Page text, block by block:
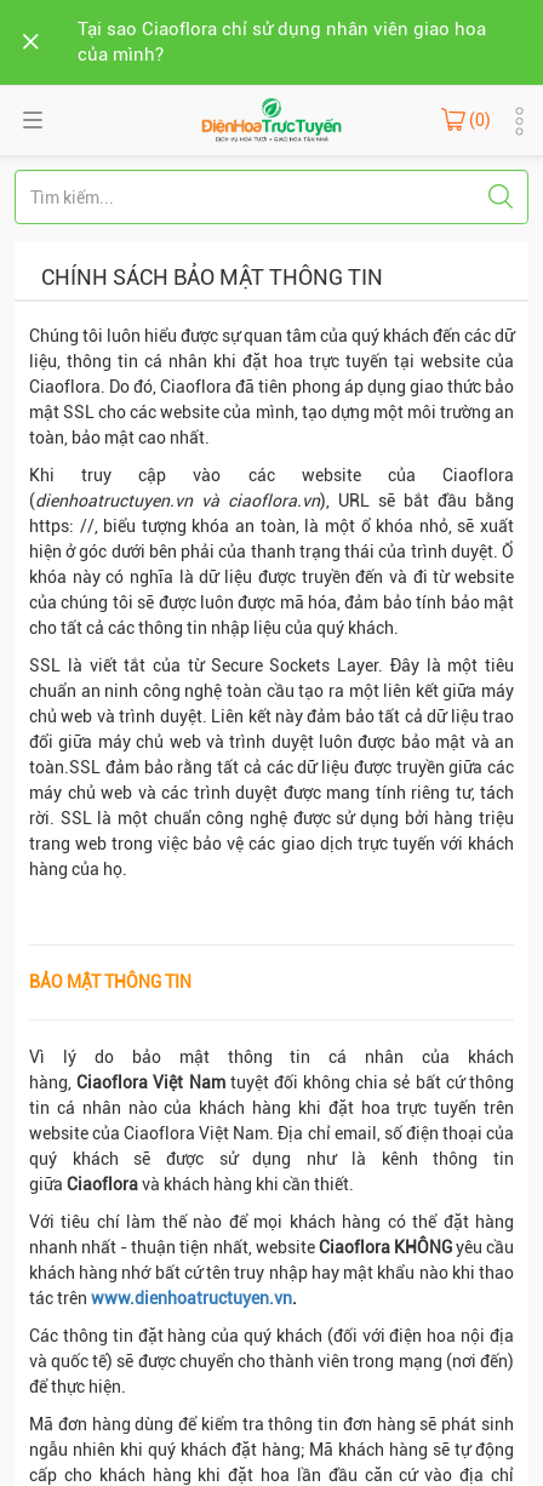
Tại sao Ciaoflora chỉ sử dụng nhân viên giao hoa
của mình?
(0)
CHÍNH SÁCH BẢO MẬT THÔNG TIN
Chúng tôi luôn hiểu được sự quan tâm của quý khách đến các dữ
liệu, thông tin cá nhân khi đặt hoa trực tuyến tại website của
Ciaoflora. Do đó, Ciaoflora đã tiên phong áp dụng giao thức bảo
mật SSL cho các website của mình, tạo dựng một môi trường an
toàn, bảo mật cao nhất.
Khi truy cập vào các website của Ciaoflora
(dienhoatructuyen.vn và ciaoflora.vn), URL sẽ bắt đầu bằng
https: //, biểu tượng khóa an toàn, là một ổ khóa nhỏ, sẽ xuất
hiện ở góc dưới bên phải của thanh trạng thái của trình duyệt. Ổ
khóa này có nghĩa là dữ liệu được truyền đến và đi từ website
của chúng tôi sẽ được luôn được mã hóa, đảm bảo tính bảo mật
cho tất cả các thông tin nhập liệu của quý khách.
SSL là viết tắt của từ Secure Sockets Layer. Đây là một tiêu
chuẩn an ninh công nghệ toàn cầu tạo ra một liên kết giữa máy
chủ web và trình duyệt. Liên kết này đảm bảo tất cả dữ liệu trao
đổi giữa máy chủ web và trình duyệt luôn được bảo mật và an
toàn.SSL đảm bảo rằng tất cả các dữ liệu được truyền giữa các
máy chủ web và các trình duyệt được mang tính riêng tư, tách
rời. SSL là một chuẩn công nghệ được sử dụng bởi hàng triệu
trang web trong việc bảo vệ các giao dịch trực tuyến với khách
hàng của họ.
BẢO MẬT THÔNG TIN
Vì lý do bảo mật thông tin cá nhân của khách
hàng, Ciaoflora Việt Namtuyệt đối không chia sẻ bất cứ thông
tin cá nhân nào của khách hàng khi đặt hoa trực tuyến trên
website của Ciaoflora Việt Nam. Địa chỉ email, số điện thoại của
quý khách sẽ được sử dụng như là kênh thông tin
giữa Ciaofloravà khách hàng khi cần thiết.
Với tiêu chí làm thế nào để mọi khách hàng có thể đặt hàng
nhanh nhất - thuận tiện nhất, websiteCiaoflora KHÔNGyêu cầu
khách hàng nhớ bất cứ tên truy nhập hay mật khẩu nào khi thao
tác trên www.dienhoatructuyen.vn.
Các thông tin đặt hàng của quý khách (đối với điện hoa nội địa
và quốc tế) sẽ được chuyển cho thành viên trong mạng (nơi đến)
để thực hiện.
Mã đơn hàng dùng để kiểm tra thông tin đơn hàng sẽ phát sinh
ngẫu nhiên khi quý khách đặt hàng; Mã khách hàng sẽ tự động
cấp cho khách hàng khi đặt hoa lần đầu căn cứ vào địa chỉ